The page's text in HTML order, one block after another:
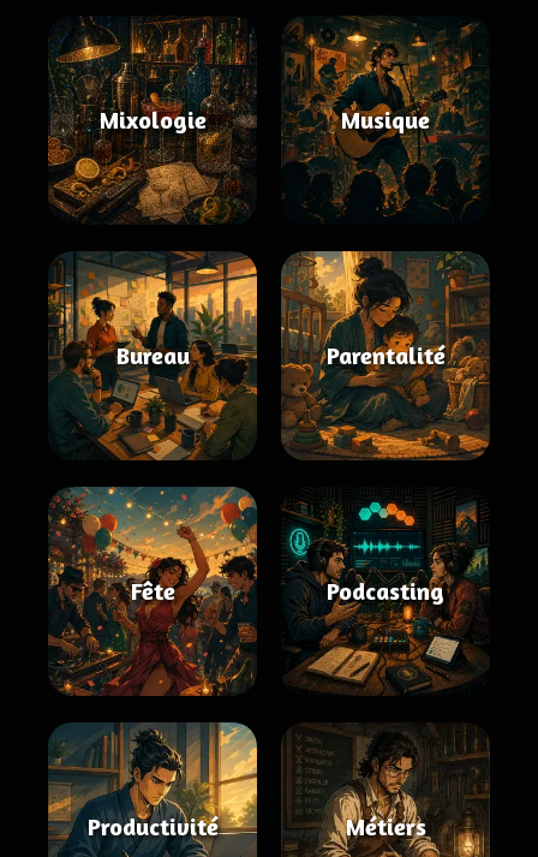
Mixologie Musique
Bureau Parentalité
Fête Podcasting
Productivité Métiers